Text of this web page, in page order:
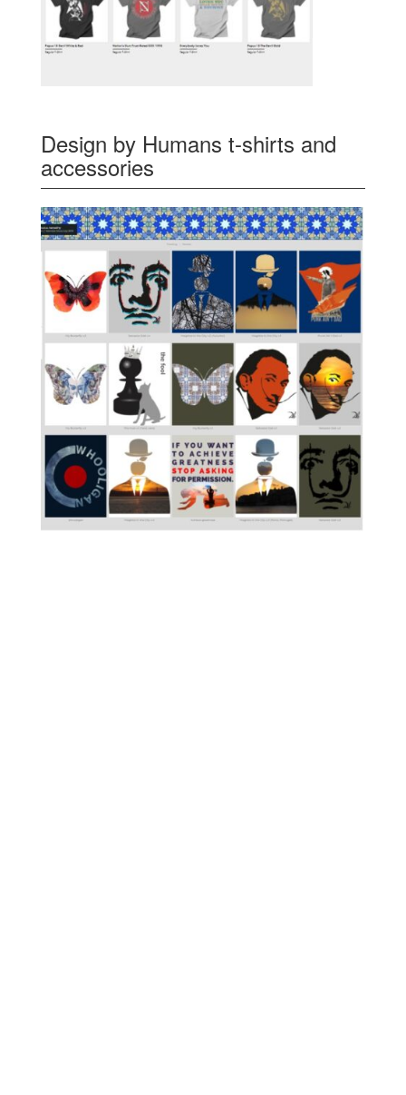
Design by Humans t-shirts and
accessories